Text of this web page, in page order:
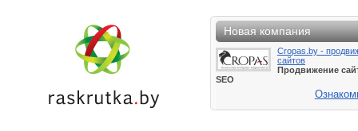
Новая компания
Cropas.by -
сайтов
Продвижение
SEO